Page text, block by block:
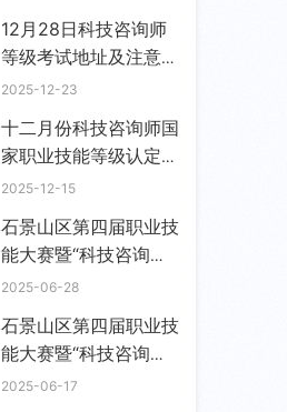
12月28日科技咨询师
等级考试地址及注意事
项
2025-12-23
十二月份科技咨询师国
家职业技能等级认定考
试通知
2025-12-15
石景山区第四届职业技
能大赛暨“科技咨询师”
职业技能复赛结果的通
2025-06-28
石景山区第四届职业技
能大赛暨“科技咨询师”
职业技能大赛晋级复赛
2025-06-17